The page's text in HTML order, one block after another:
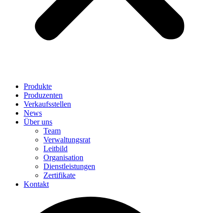
Produkte
Produzenten
Verkaufsstellen
News
Über uns
Team
Verwaltungsrat
Leitbild
Organisation
Dienstleistungen
Zertifikate
Kontakt